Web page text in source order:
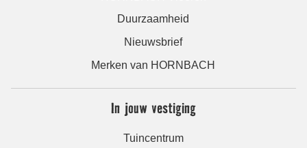
Duurzaamheid
Nieuwsbrief
Merken van HORNBACH
In jouw vestiging
Tuincentrum